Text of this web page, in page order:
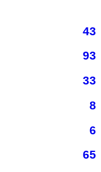
43
93
33
8
6
65